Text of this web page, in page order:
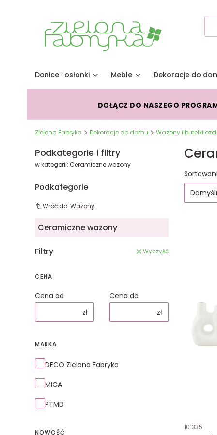
Donice i osłonki Meble Dekoracje do
DOŁĄCZ DO NASZEGO
Zielona Fabryka Dekoracje do domu Wazony i butelki
Podkategorie i filtry
w kategorii: Ceramiczne wazony
Podkategorie
Wróć do: Wazony
Ceramiczne wazony
Filtry Wyczyść
CENA
Cena od
zł
Cena do
zł
MARKA
Marka
DECO Zielona Fabryka
MICA
PTMD
NOWOŚĆ
Lista
Kod
101335